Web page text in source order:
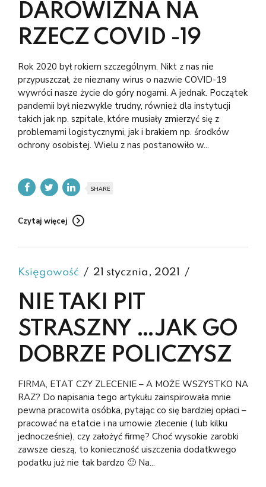
DAROWIZNA NA
RZECZ COVID -19
Rok 2020 był rokiem szczególnym. Nikt z nas nie
przypuszczał, że nieznany wirus o nazwie COVID-19
wywróci nasze życie do góry nogami. A jednak. Początek
pandemii był niezwykle trudny, również dla instytucji
takich jak np. szpitale, które musiały zmierzyć się z
problemami logistycznymi, jak i brakiem np. środków
ochrony osobistej. Wielu z nas postanowiło w...
SHARE
Czytaj więcej
Księgowość 21 stycznia, 2021
NIE TAKI PIT
STRASZNY …JAK GO
DOBRZE POLICZYSZ
FIRMA, ETAT CZY ZLECENIE – A MOŻE WSZYSTKO NA
RAZ? Do napisania tego artykułu zainspirowała mnie
pewna pracowita osóbka, pytając co się bardziej opłaci –
pracować na etatcie i na umowie zlecenie ( lub kilku
jednocześnie), czy założyć firmę? Choć wysokie zarobki
zawsze cieszą, to konieczność uiszczenia dodatkwego
podatku już nie tak bardzo 🙂 Na...